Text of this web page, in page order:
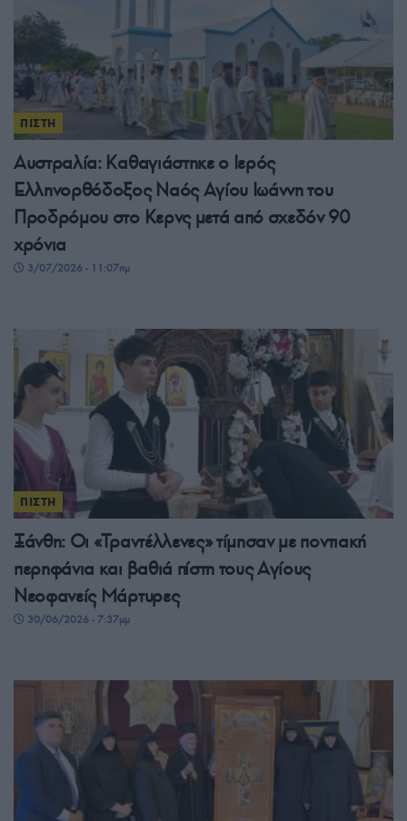
ΠΙΣΤΗ
Αυστραλία: Καθαγιάστηκε ο Ιερός
Ελληνορθόδοξος Ναός Αγίου Ιωάννη του
Προδρόμου στο Κερνς μετά από σχεδόν 90
χρόνια
3/07/2026 - 11:07πμ
ΠΙΣΤΗ
Ξάνθη: Οι «Τραντέλλενες» τίμησαν με ποντιακή
περηφάνια και βαθιά πίστη τους Αγίους
Νεοφανείς Μάρτυρες
30/06/2026 - 7:37μμ